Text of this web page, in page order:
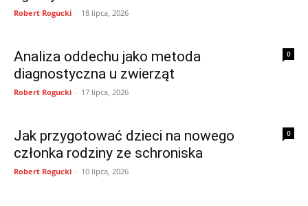
Robert Rogucki - 18 lipca, 2026
0
Analiza oddechu jako metoda
diagnostyczna u zwierząt
Robert Rogucki - 17 lipca, 2026
0
Jak przygotować dzieci na nowego
członka rodziny ze schroniska
Robert Rogucki - 10 lipca, 2026